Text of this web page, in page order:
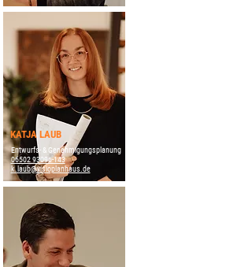
KATJA LAUB
Entwurfs- & Genehmigungsplanung
06502 93096-143
k.laub@visioplanhaus.de